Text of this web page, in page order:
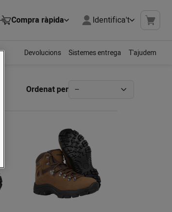
Compra ràpida Identifica't
Devolucions Sistemes entrega T'ajudem
Ordenat per